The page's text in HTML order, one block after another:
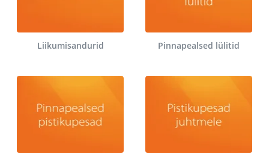
Liikumisandurid Pinnapealsed lülitid